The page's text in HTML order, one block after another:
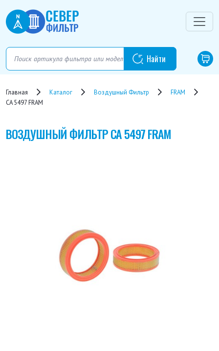
Главная Каталог Воздушный Фильтр
FRAM
CA 5497 FRAM
ВОЗДУШНЫЙ ФИЛЬТРCA 5497 FRAM